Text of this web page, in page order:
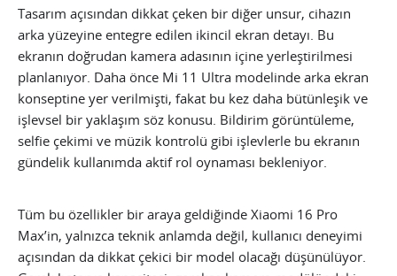
Tasarım açısından dikkat çeken bir diğer unsur, cihazın
arka yüzeyine entegre edilen ikincil ekran detayı. Bu
ekranın doğrudan kamera adasının içine yerleştirilmesi
planlanıyor. Daha önce Mi 11 Ultra modelinde arka ekran
konseptine yer verilmişti, fakat bu kez daha bütünleşik ve
işlevsel bir yaklaşım söz konusu. Bildirim görüntüleme,
selfie çekimi ve müzik kontrolü gibi işlevlerle bu ekranın
gündelik kullanımda aktif rol oynaması bekleniyor.
Tüm bu özellikler bir araya geldiğinde Xiaomi 16 Pro
Max’in, yalnızca teknik anlamda değil, kullanıcı deneyimi
açısından da dikkat çekici bir model olacağı düşünülüyor.